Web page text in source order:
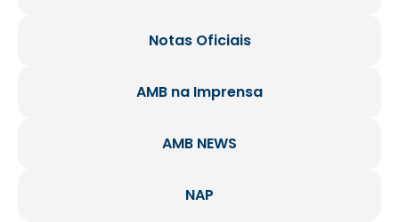
Notas Oficiais
AMB na Imprensa
AMB NEWS
NAP